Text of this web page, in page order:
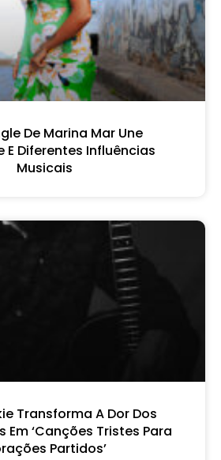
De Marina Mar Une
E Diferentes Influências
Musicais
Transforma A Dor Dos
Em ‘Canções Tristes Para
Partidos’